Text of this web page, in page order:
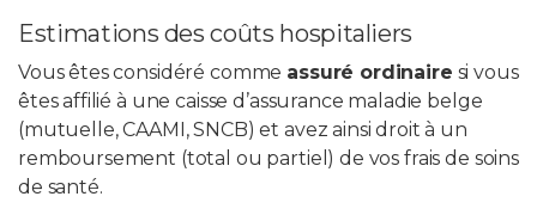
Pôle enfance et adolescence
Projets IA
HUmani
Estimations des coûts hospitaliers
Vous êtes considéré comme assuré ordinaire si vous
êtes affilié à une caisse d’assurance maladie belge
(mutuelle, CAAMI, SNCB) et avez ainsi droit à un
remboursement (total ou partiel) de vos frais de soins
de santé.